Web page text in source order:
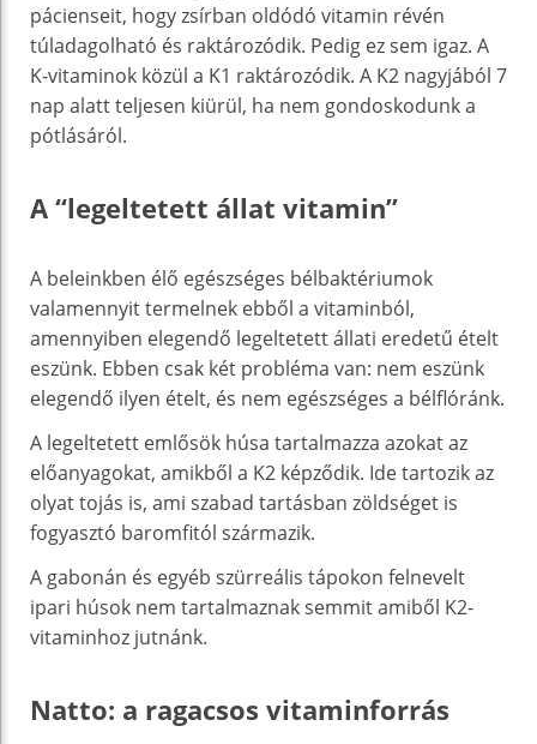
pácienseit, hogy zsírban oldódó vitamin révén
túladagolható és raktározódik. Pedig ez sem igaz. A
K-vitaminok közül a K1 raktározódik. A K2 nagyjából 7
nap alatt teljesen kiürül, ha nem gondoskodunk a
pótlásáról.
A “legeltetett állat vitamin”
A beleinkben élő egészséges bélbaktériumok
valamennyit termelnek ebből a vitaminból,
amennyiben elegendő legeltetett állati eredetű ételt
eszünk. Ebben csak két probléma van: nem eszünk
elegendő ilyen ételt, és nem egészséges a bélflóránk.
A legeltetett emlősök húsa tartalmazza azokat az
előanyagokat, amikből a K2 képződik. Ide tartozik az
olyat tojás is, ami szabad tartásban zöldséget is
fogyasztó baromfitól származik.
A gabonán és egyéb szürreális tápokon felnevelt
ipari húsok nem tartalmaznak semmit amiből K2-
vitaminhoz jutnánk.
Natto: a ragacsos vitaminforrás